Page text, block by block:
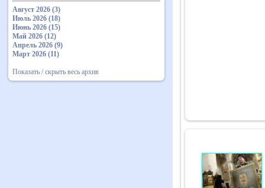
Август 2026 (3)
Июль 2026 (18)
Июнь 2026 (15)
Май 2026 (12)
Апрель 2026 (9)
Март 2026 (11)
Показать / скрыть весь архив